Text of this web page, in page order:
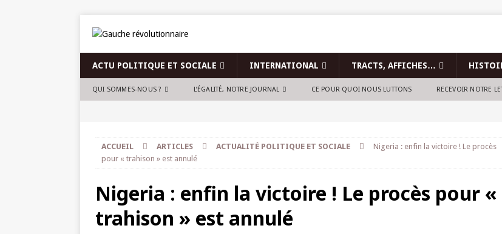
ACTU POLITIQUE ET SOCIALE INTERNATIONAL TRACTS, AFFICHES…
QUI SOMMES-NOUS ? L’ÉGALITÉ, NOTRE JOURNAL CE POUR QUOI NOUS LUTTONS RECEVOIR NOTRE
ACCUEIL ARTICLES ACTUALITÉ POLITIQUE ET SOCIALE
Nigeria : enfin la victoire ! Le procès
pour « trahison » est annulé
Nigeria : enfin la victoire ! Le procès pour «
trahison » est annulé